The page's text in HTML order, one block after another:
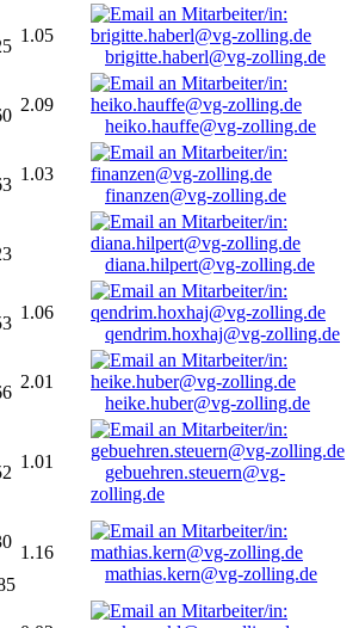
1.05
brigitte.haberl@vg-zolling.de
2.09
heiko.hauffe@vg-zolling.de
1.03
finanzen@vg-zolling.de
diana.hilpert@vg-zolling.de
1.06
qendrim.hoxhaj@vg-zolling.de
2.01
heike.huber@vg-zolling.de
1.01
gebuehren.steuern@vg-
zolling.de
1.16
mathias.kern@vg-zolling.de